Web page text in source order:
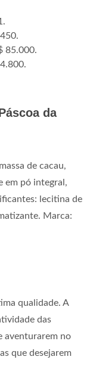
85.000.
da
de cacau,
em pó integral,
lecitina de
Marca:
qualidade. A
das
aventurarem no
que desejarem